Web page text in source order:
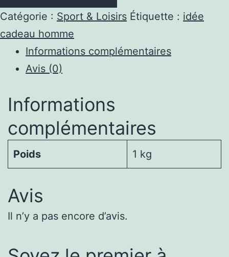
5
de
Résistance
avec
Catégorie : Sport & Loisirs Étiquette : idée
cadeau homme
Informations complémentaires
Avis (0)
Informations
complémentaires
Poids 1 kg
Avis
Il n’y a pas encore d’avis.